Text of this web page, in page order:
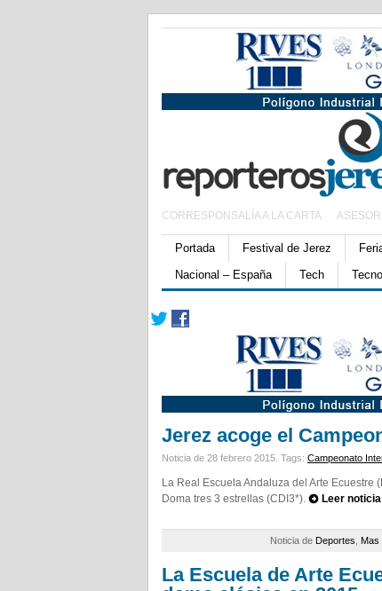
CORRESPONSALÍA A LA CARTA
Portada Festival de Jerez
Nacional – España
Tech
Jerez acoge el
Noticia de 28 febrero 2015. Tags: Campeonato
La Real Escuela Andaluza del Arte
Doma tres 3 estrellas (CDI3*).
Leer
Noticia de Deportes Mas
La Escuela de Arte